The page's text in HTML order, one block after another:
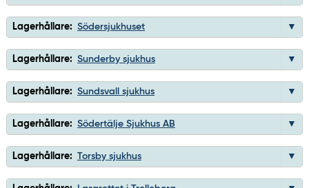
Lagerhållare: Södersjukhuset
Lagerhållare: Sunderby sjukhus
Lagerhållare: Sundsvall sjukhus
Lagerhållare: Södertälje Sjukhus AB
Lagerhållare: Torsby sjukhus